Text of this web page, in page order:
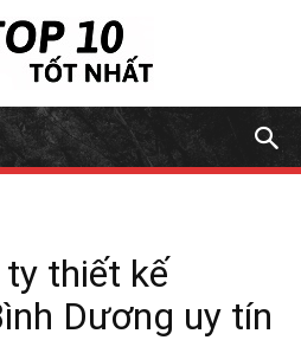
thiết kế
Dương uy tín